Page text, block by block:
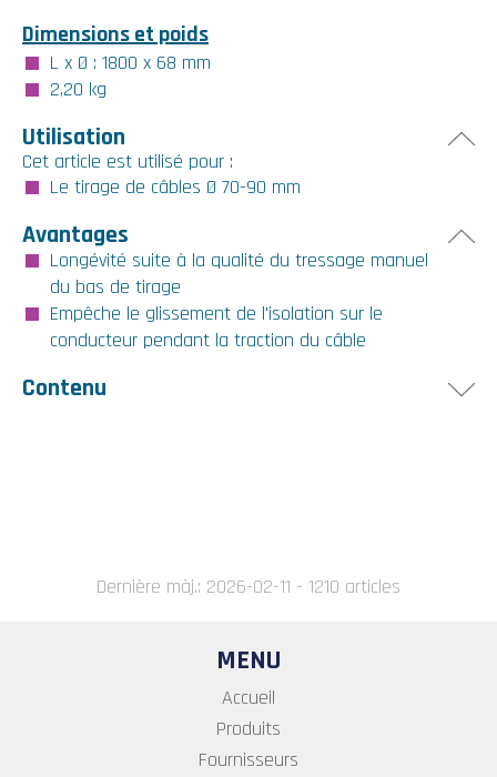
Dimensions et poids
L x Ø : 1800 x 68 mm
2,20 kg
Utilisation
Cet article est utilisé pour :
Le tirage de câbles Ø 70-90 mm
Avantages
Longévité suite à la qualité du tressage manuel
du bas de tirage
Empêche le glissement de l'isolation sur le
conducteur pendant la traction du câble
Contenu
Dernière màj.: 2026-02-11 - 1210 articles
MENU
Accueil
Produits
Fournisseurs